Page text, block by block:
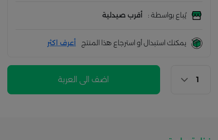
يُباع بواسطة : أقرب صيدلية
يمكنك استبدال أو استرجاع هذا المنتج أعرف اكثر
اضف الى العربة